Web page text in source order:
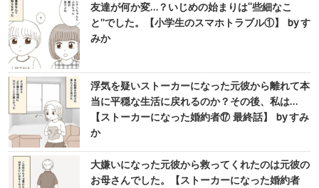
友達が何か変…？いじめの始まりは“些細なこ
と”でした。【小学生のスマホトラブル①】 by す
みか
浮気を疑いストーカーになった元彼から離れて本
当に平穏な生活に戻れるのか？その後、私は…
【ストーカーになった婚約者⑰ 最終話】 by すみ
か
大嫌いになった元彼から救ってくれたのは元彼の
お母さんでした。【ストーカーになった婚約者